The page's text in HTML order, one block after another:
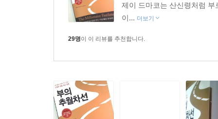
제이 드마코는 산신령처럼
이... 더보기
29명이 이 리뷰를 추천합니다.